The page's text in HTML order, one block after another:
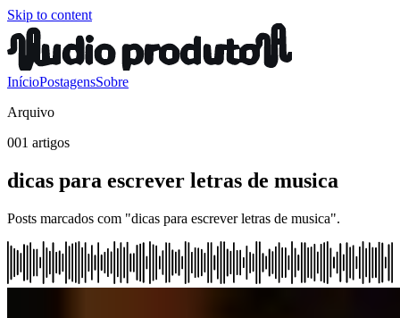
Skip to content
InícioPostagensSobre
Arquivo
001 artigos
dicas para escrever letras de musica
Posts marcados com "dicas para escrever letras de musica".